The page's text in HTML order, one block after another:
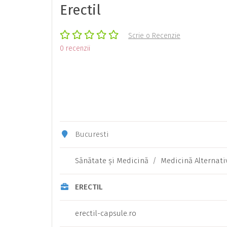
Erectil
Scrie o Recenzie
0 recenzii
Bucuresti
Sănătate şi Medicină / Medicină
ERECTIL
erectil-capsule.ro